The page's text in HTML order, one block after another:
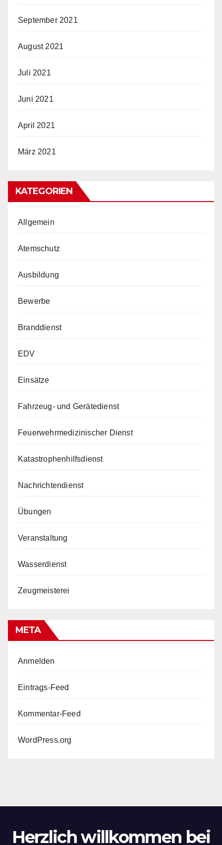
September 2021
August 2021
Juli 2021
Juni 2021
April 2021
März 2021
KATEGORIEN
Allgemein
Atemschutz
Ausbildung
Bewerbe
Branddienst
EDV
Einsätze
Fahrzeug- und Gerätedienst
Feuerwehrmedizinischer Dienst
Katastrophenhilfsdienst
Nachrichtendienst
Übungen
Veranstaltung
Wasserdienst
Zeugmeisterei
META
Anmelden
Eintrags-Feed
Kommentar-Feed
WordPress.org
Herzlich willkommen bei